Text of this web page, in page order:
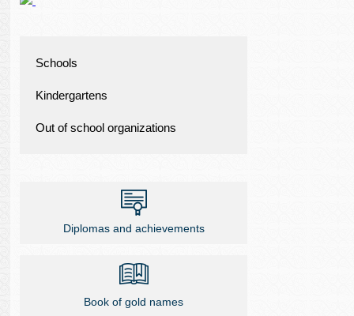
Schools
Kindergartens
Out of school organizations
Diplomas and achievements
Book of gold names